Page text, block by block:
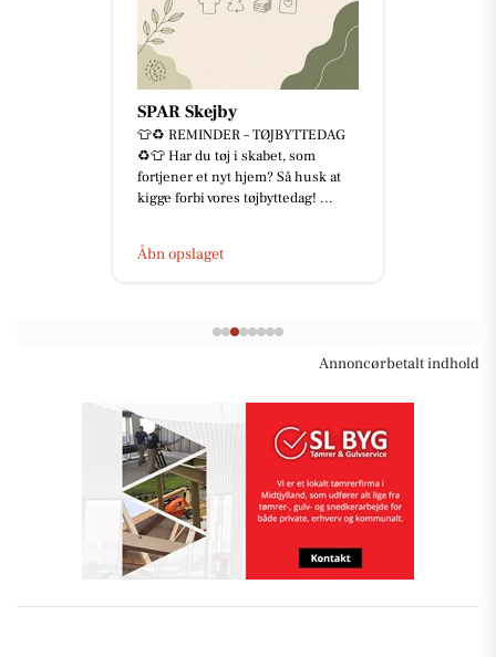
SPAR Skejby
👕♻️ REMINDER – TØJBYTTEDAG
♻️👕 Har du tøj i skabet, som
fortjener et nyt hjem? Så husk at
kigge forbi vores tøjbyttedag! ...
Åbn opslaget
Annoncørbetalt indhold